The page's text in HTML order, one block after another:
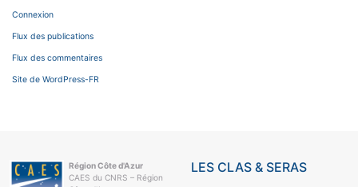
Connexion
Flux des publications
Flux des commentaires
Site de WordPress-FR
Région Côte d'Azur
CAES du CNRS – Région
LES CLAS & SERAS